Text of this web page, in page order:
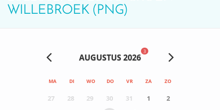
WILLEBROEK (PNG)
AUGUSTUS 2026
3
MA DI WO DO VR ZA ZO
27 28 29 30 31 1
2